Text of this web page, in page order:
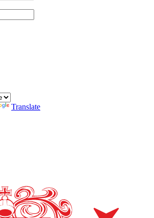
Translate